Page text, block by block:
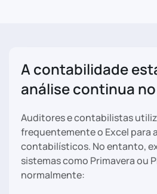
A contabilidade
análise continua
Auditores e contabilistas
frequentemente o Excel para
contabilísticos. No entanto,
sistemas como Primavera ou
normalmente: